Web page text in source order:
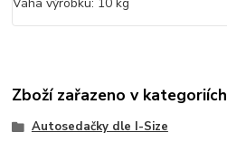
Zboží zařazeno v kategoriích
Autosedačky dle I-Size